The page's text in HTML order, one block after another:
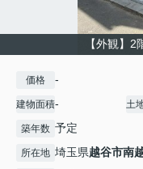
【外観】
価格 -
建物面積- 土
築年数 予定
所在地 埼玉県越谷市南